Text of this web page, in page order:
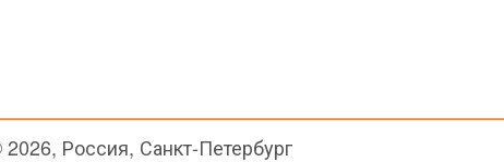
Россия, Санкт-Петербург